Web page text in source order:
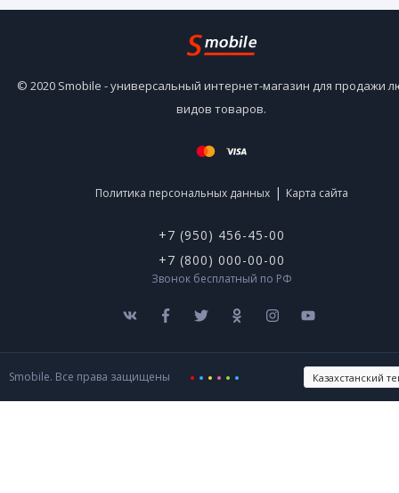
© 2020 Smobile - универсальный интернет-магазин для продажи
видов товаров.
Политика персональных данных | Карта сайта
+7 (950) 456-45-00
+7 (800) 000-00-00
Звонок бесплатный по РФ
Smobile. Все права защищены